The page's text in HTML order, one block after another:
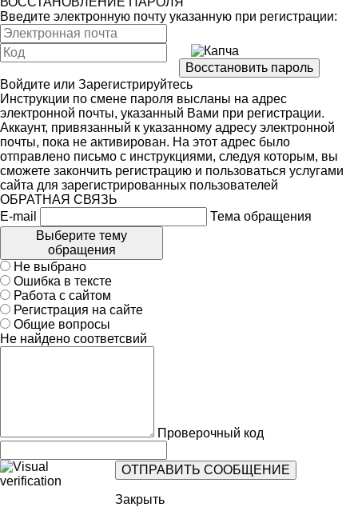
Введите электронную почту указанную при регистрации:
Войдите или Зарегистрируйтесь
Инструкции по смене пароля высланы на адрес
электронной почты, указанный Вами при регистрации.
Аккаунт, привязанный к указанному адресу электронной
почты, пока не активирован. На этот адрес было
отправлено письмо с инструкциями, следуя которым, вы
сможете закончить регистрацию и пользоваться услугами
сайта для зарегистрированных пользователей
ОБРАТНАЯ СВЯЗЬ
E-mail
Тема обращения
Выберите тему
обращения
Не выбрано
Ошибка в тексте
Работа с сайтом
Регистрация на сайте
Общие вопросы
Не найдено соответсвий
Проверочный код
Закрыть